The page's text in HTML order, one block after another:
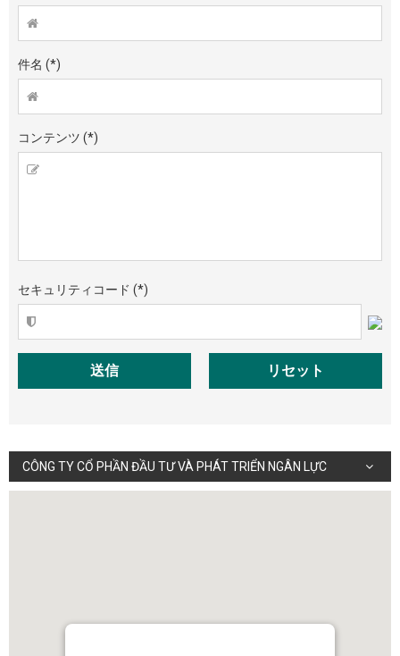
件名 (*)
コンテンツ (*)
セキュリティコード (*)
送信 リセット
CÔNG TY CỔ PHẦN ĐẦU TƯ VÀ PHÁT TRIỂN NGÂN LỰC